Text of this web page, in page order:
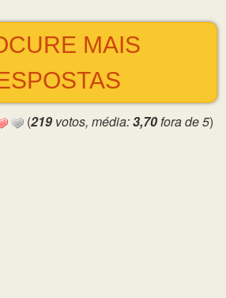
MAIS
(219 votos, média:3,70fora de 5)